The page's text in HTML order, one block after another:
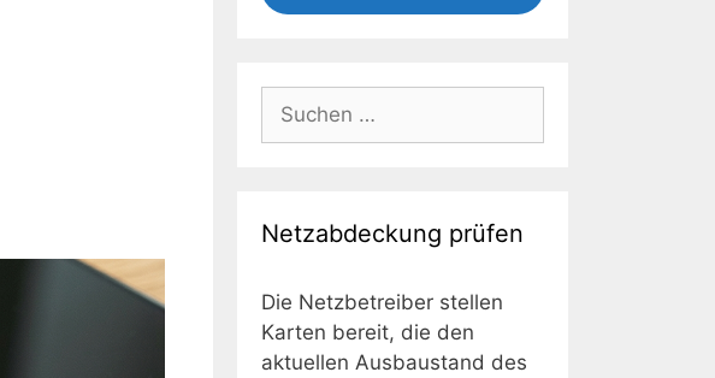
nach:
Netzabdeckung prüfen
Die Netzbetreiber stellen
Karten bereit, die den
aktuellen Ausbaustand des